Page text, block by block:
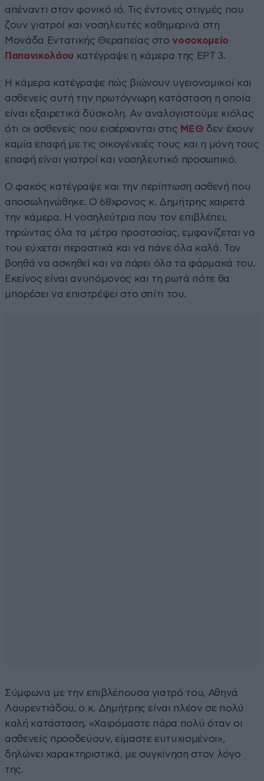
απέναντι στον φονικό ιό. Τις έντονες στιγμές που
ζουν γιατροί και νοσηλευτές καθημερινά στη
Μονάδα Εντατικής Θεραπείας στονοσοκομείο
Παπανικολάου κατέγραψε η κάμερα της ΕΡΤ 3.
Η κάμερα κατέγραψε πώς βιώνουν υγειονομικοί και
ασθενείς αυτή την πρωτόγνωρη κατάσταση η οποία
είναι εξαιρετικά δύσκολη. Αν αναλογιστούμε κιόλας
ότι οι ασθενείς που εισέρχονται στις ΜΕΘ δεν έχουν
καμία επαφή με τις οικογένειές τους και η μόνη τους
επαφή είναι γιατροί και νοσηλευτικό προσωπικό.
Ο φακός κατέγραψε και την περίπτωση ασθενή που
αποσωληνώθηκε. Ο 68χρονος κ. Δημήτρης χαιρετά
την κάμερα. Η νοσηλεύτρια που τον επιβλέπει,
τηρώντας όλα τα μέτρα προστασίας, εμφανίζεται να
του εύχεται περαστικά και να πάνε όλα καλά. Τον
βοηθά να ασκηθεί και να πάρει όλα τα φάρμακά του.
Εκείνος είναι ανυπόμονος και τη ρωτά πότε θα
μπορέσει να επιστρέψει στο σπίτι του.
Σύμφωνα με την επιβλέπουσα γιατρό του, Αθηνά
Λαυρεντιάδου, ο κ. Δημήτρης είναι πλέον σε πολύ
καλή κατάσταση. «Χαιρόμαστε πάρα πολύ όταν οι
ασθενείς προοδεύουν, είμαστε ευτυχισμένοι»,
δηλώνει χαρακτηριστικά, με συγκίνηση στον λόγο
της.